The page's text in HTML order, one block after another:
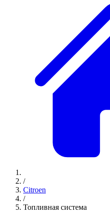
/
Citroen
/
Топливная система